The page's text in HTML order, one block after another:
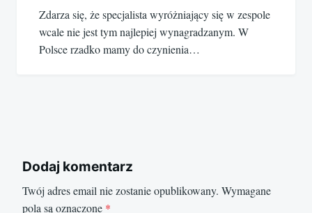
Zdarza się, że specjalista wyróżniający się w zespole
wcale nie jest tym najlepiej wynagradzanym. W
Polsce rzadko mamy do czynienia…
Dodaj komentarz
Twój adres email nie zostanie opublikowany. Wymagane
pola są oznaczone *